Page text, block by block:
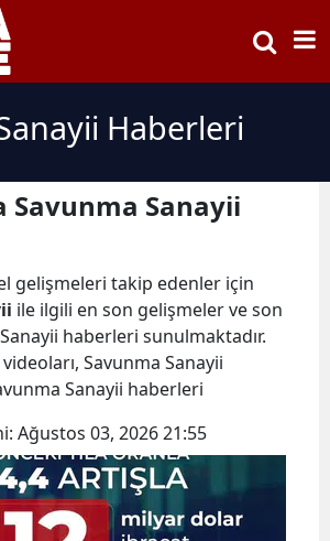
Haberleri
Savunma Sanayii
gelişmeleri takip edenler için
ile ilgili en son gelişmeler ve son
haberleri sunulmaktadır.
Savunma Sanayii
Sanayii haberleri
Ağustos 03, 2026 21:55